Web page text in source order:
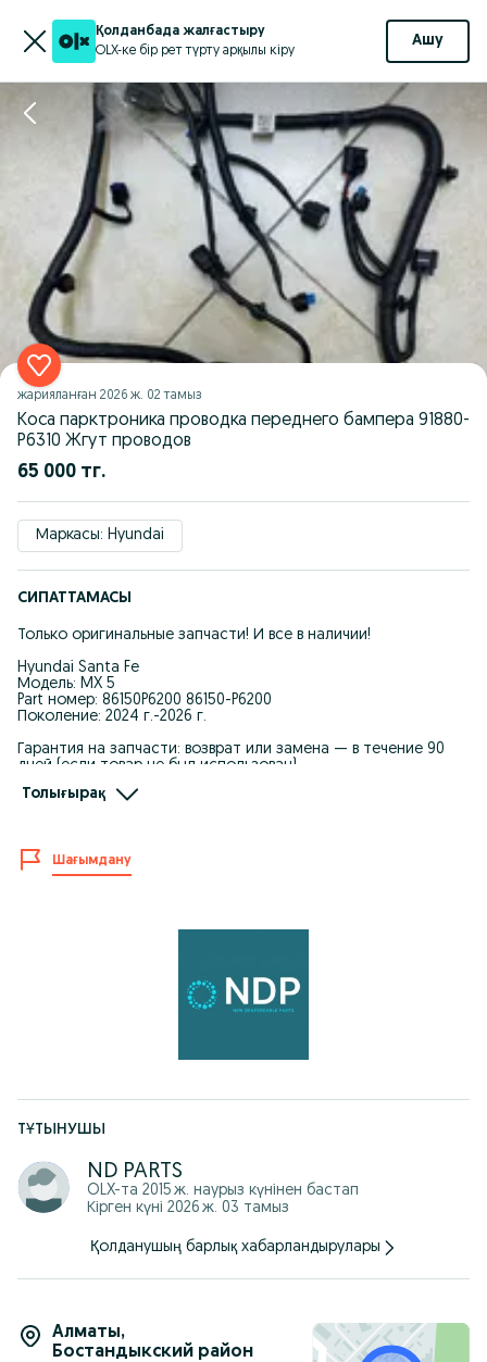
Қолданбада жалғастыру
OLX-ке бір рет түрту арқылы кіру
Ашу
жарияланған 2026 ж. 02 тамыз
Коса парктроника проводка переднего бампера 91880-
P6310 Жгут проводов
65 000 тг.
Маркасы: Hyundai
СИПАТТАМАСЫ
Только оригинальные запчасти! И все в наличии!
Hyundai Santa Fe
Модель: MX 5
Part номер: 86150P6200 86150-P6200
Поколение: 2024 г.-2026 г.
Гарантия на запчасти: возврат или замена — в течение 90
дней (если товар не был использован).
Мы явл. Крупнейшим поставщиком автозапчастей для
-Качество и оптовые цены.
-Запчасти в наличие и под заказ.
накопительная скидка на последующие покупки.
-Отправляем по КЗ, стоимость рассчитывается
г. Астана пр. Кабанбай Батыра, 58Б, ЖК "Экспо Бульвар
Толығырақ
Шағымдану
ТҰТЫНУШЫ
ND PARTS
OLX-та 2015 ж. наурыз күнінен бастап
Кірген күні 2026 ж. 03 тамыз
Қолданушың барлық хабарландырулары
Алматы,
Бостандыкский район